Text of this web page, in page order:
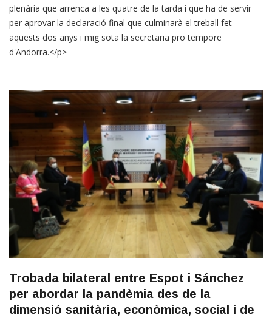
plenària que arrenca a les quatre de la tarda i que ha de servir
per aprovar la declaració final que culminarà el treball fet
aquests dos anys i mig sota la secretaria pro tempore
d'Andorra.</p>
Trobada bilateral entre Espot i Sánchez
per abordar la pandèmia des de la
dimensió sanitària, econòmica, social i de